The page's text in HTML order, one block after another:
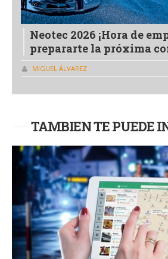
Neotec 2026 ¡Hora de
prepararte la próxima
MIGUEL ÁLVAREZ
TAMBIEN TE PUEDE